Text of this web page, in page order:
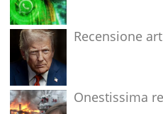
Recensione
Onestissima